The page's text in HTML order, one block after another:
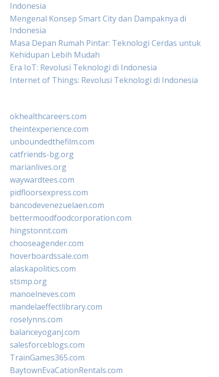
Indonesia
Mengenal Konsep Smart City dan Dampaknya di
Indonesia
Masa Depan Rumah Pintar: Teknologi Cerdas untuk
Kehidupan Lebih Mudah
Era IoT: Revolusi Teknologi di Indonesia
Internet of Things: Revolusi Teknologi di Indonesia
okhealthcareers.com
theintexperience.com
unboundedthefilm.com
catfriends-bg.org
marianlives.org
waywardtees.com
pidfloorsexpress.com
bancodevenezuelaen.com
bettermoodfoodcorporation.com
hingstonnt.com
chooseagender.com
hoverboardssale.com
alaskapolitics.com
stsmp.org
manoelneves.com
mandelaeffectlibrary.com
roselynns.com
balanceyoganj.com
salesforceblogs.com
TrainGames365.com
BaytownEvaCationRentals.com